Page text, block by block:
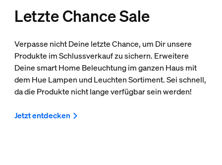
Letzte Chance Sale
Verpasse nicht Deine letzte Chance, um Dir unsere
Produkte im Schlussverkauf zu sichern. Erweitere
Deine smart Home Beleuchtung im ganzen Haus mit
dem Hue Lampen und Leuchten Sortiment. Sei schnell,
da die Produkte nicht lange verfügbar sein werden!
Jetzt entdecken